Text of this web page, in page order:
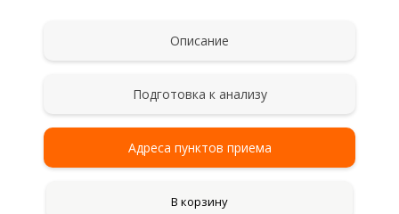
Описание
Подготовка к анализу
Адреса пунктов приема
В корзину